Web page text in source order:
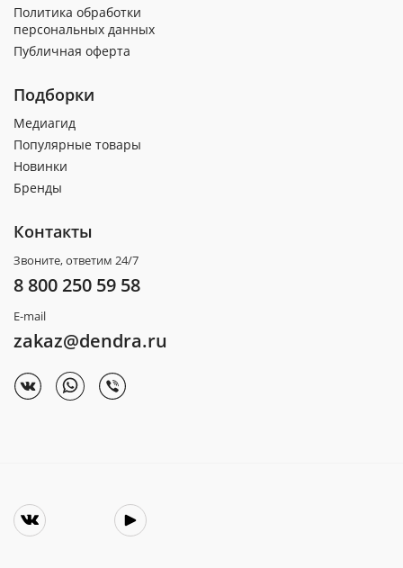
Политика обработки
персональных данных
Публичная оферта
Подборки
Медиагид
Популярные товары
Новинки
Бренды
Контакты
Звоните, ответим 24/7
8 800 250 59 58
E-mail
zakaz@dendra.ru